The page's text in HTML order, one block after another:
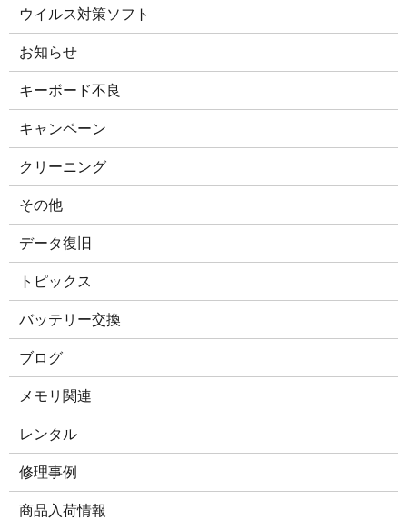
ウイルス対策ソフト
お知らせ
キーボード不良
キャンペーン
クリーニング
その他
データ復旧
トピックス
バッテリー交換
ブログ
メモリ関連
レンタル
修理事例
商品入荷情報